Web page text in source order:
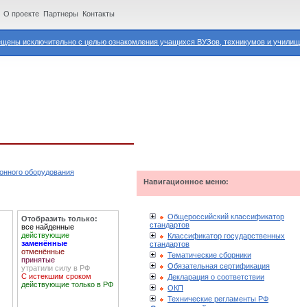
исключительно с целью ознакомления учащихся ВУЗов, техникумов и училищ.
О проекте Партнеры Контакты
оборудования
Отобразить только:
все найденные
действующие
заменённые
отменённые
принятые
утратили силу в РФ
С истекшим сроком
действующие только в РФ
Навигационное меню:
Общероссийский классификатор
стандартов
Классификатор государственных
стандартов
Тематические сборники
Обязательная сертификация
Декларация о соответствии
ОКП
Технические регламенты РФ